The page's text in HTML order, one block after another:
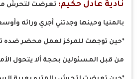
نادية عادل حكيم: تعرضت لتحرش
بالمنيا وحينها وجدتني أجري ورائه
*حين توجهت للمركز لعمل محضر ضده
من قبل المسئولين بحجة ألا يتحول